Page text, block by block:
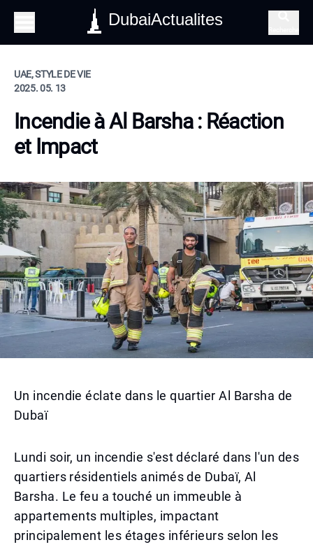
DubaiActualites
UAE, STYLE DE VIE
2025. 05. 13
Incendie à Al Barsha : Réaction
et Impact
Un incendie éclate dans le quartier Al Barsha de
Dubaï
Lundi soir, un incendie s'est déclaré dans l'un des
quartiers résidentiels animés de Dubaï, Al
Barsha. Le feu a touché un immeuble à
appartements multiples, impactant
principalement les étages inférieurs selon les